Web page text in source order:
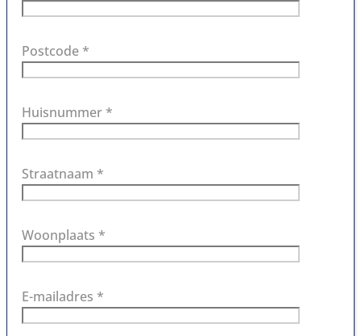
Postcode *
Huisnummer *
Straatnaam *
Woonplaats *
E-mailadres *